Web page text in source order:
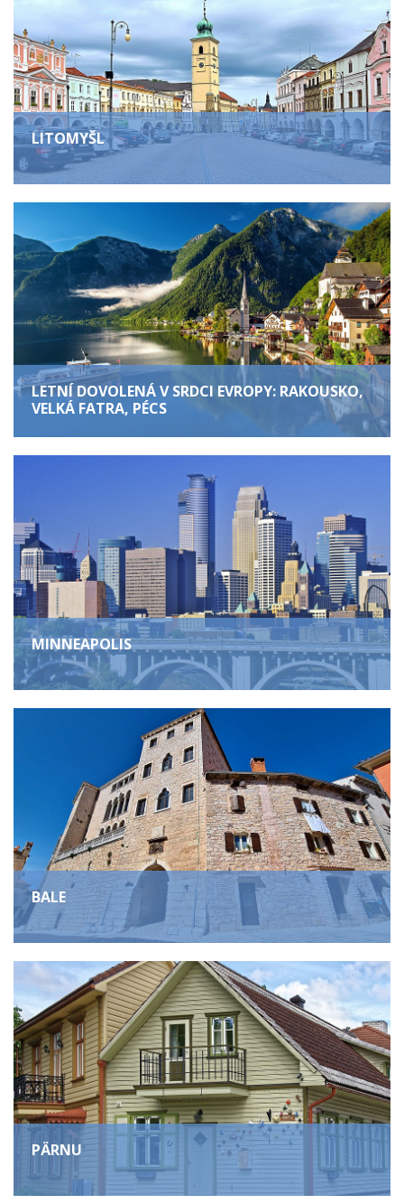
LITOMYŠL
LETNÍ DOVOLENÁ V SRDCI EVROPY: RAKOUSKO,
VELKÁ FATRA, PÉCS
MINNEAPOLIS
BALE
PÄRNU